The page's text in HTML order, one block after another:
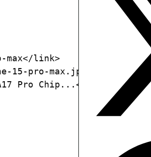
max</link>
15-pro-max.jpg</image>
Pro Chip...</description>